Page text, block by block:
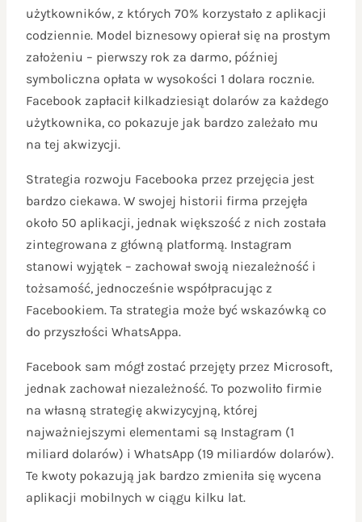
użytkowników, z których 70% korzystało z aplikacji
codziennie. Model biznesowy opierał się na prostym
założeniu – pierwszy rok za darmo, później
symboliczna opłata w wysokości 1 dolara rocznie.
Facebook zapłacił kilkadziesiąt dolarów za każdego
użytkownika, co pokazuje jak bardzo zależało mu
na tej akwizycji.
Strategia rozwoju Facebooka przez przejęcia jest
bardzo ciekawa. W swojej historii firma przejęła
około 50 aplikacji, jednak większość z nich została
zintegrowana z główną platformą. Instagram
stanowi wyjątek – zachował swoją niezależność i
tożsamość, jednocześnie współpracując z
Facebookiem. Ta strategia może być wskazówką co
do przyszłości WhatsAppa.
Facebook sam mógł zostać przejęty przez Microsoft,
jednak zachował niezależność. To pozwoliło firmie
na własną strategię akwizycyjną, której
najważniejszymi elementami są Instagram (1
miliard dolarów) i WhatsApp (19 miliardów dolarów).
Te kwoty pokazują jak bardzo zmieniła się wycena
aplikacji mobilnych w ciągu kilku lat.